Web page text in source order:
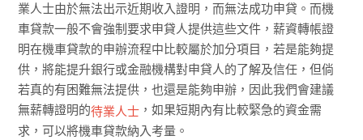
業人士由於無法出示近期收入證明，而無法成功申貸。而機
車貸款一般不會強制要求申貸人提供這些文件，薪資轉帳證
明在機車貸款的申辦流程中比較屬於加分項目，若是能夠提
供，將能提升銀行或金融機構對申貸人的了解及信任，但倘
若真的有困難無法提供，也還是能夠申辦，因此我們會建議
無薪轉證明的待業人士 ，如果短期內有比較緊急的資金需
求，可以將機車貸款納入考量。